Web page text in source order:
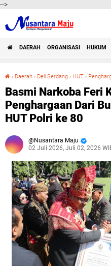
-->
DAERAH ORGANISASI HUKUM
› Daerah › Deli Serdang › HUT ›
Basmi Narkoba Feri
Penghargaan Dari
HUT Polri ke 80
Nusantara Maju
02 Juli 2026, Juli 02, 2026